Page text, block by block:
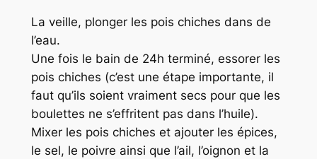
La veille, plonger les pois chiches dans de
l’eau.
Une fois le bain de 24h terminé, essorer les
pois chiches (c’est une étape importante, il
faut qu’ils soient vraiment secs pour que les
boulettes ne s’effritent pas dans l’huile).
Mixer les pois chiches et ajouter les épices,
le sel, le poivre ainsi que l’ail, l’oignon et la